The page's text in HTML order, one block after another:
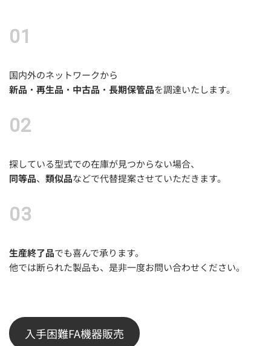
国内外のネットワークから
新品 ・ 再生品 ・ 中古品 ・ 長期保管品を調達いたします。
探している型式での在庫が見つからない場合、
同等品、 類似品などで代替提案させていただきます。
生産終了品でも喜んで承ります。
他では断られた製品も、是非一度お問い合わせください。
入手困難FA機器販売